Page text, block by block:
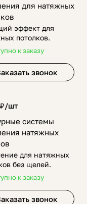
для натяжных
эффект для
потолков.
к заказу
звонок
шт
системы
натяжных
для натяжных
без щелей.
к заказу
звонок